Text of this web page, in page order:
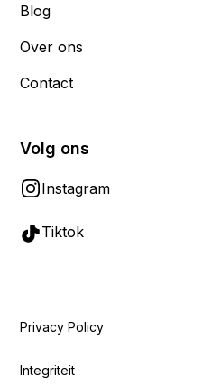
Blog
Over ons
Contact
Volg ons
Instagram
Tiktok
Privacy Policy
Integriteit